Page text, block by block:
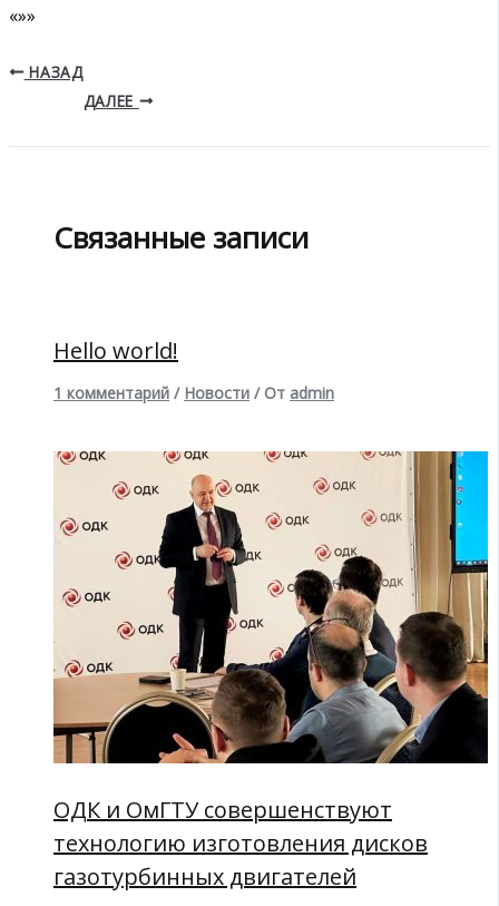
«»»
НАЗАД
ДАЛЕЕ
Связанные записи
Hello world!
1 комментарий / Новости / От admin
ОДК и ОмГТУ совершенствуют
технологию изготовления дисков
газотурбинных двигателей